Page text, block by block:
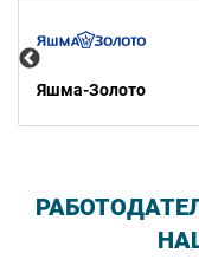
Яшма-Золото